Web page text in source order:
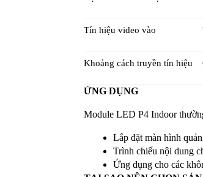
Tín hiệu video vào
Khoảng cách truyền tín hiệu
ỨNG DỤNG
Module LED P4 Indoor
Lắp đặt màn hình
Trình chiếu nội dung
Ứng dụng cho các